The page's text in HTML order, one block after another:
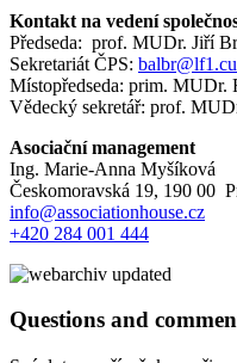
Kontakt na vedení
Předseda: prof. MUDr. Jiří
Sekretariát ČPS:
Místopředseda: prim. MUDr.
Vědecký sekretář: prof.
Asociační management
Ing. Marie-Anna Myšíková
Českomoravská 19, 190 00
info@associationhouse.cz
+420 284 001 444
Questions and